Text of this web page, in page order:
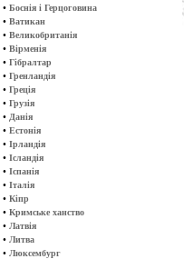
• Боснія і Герцоговина
• Ватикан
• Великобританія
• Вірменія
• Гібралтар
• Гренландія
• Греція
• Грузія
• Данія
• Естонія
• Ірландія
• Ісландія
• Іспанія
• Італія
• Кіпр
• Кримське ханство
• Латвія
• Литва
• Люксембург